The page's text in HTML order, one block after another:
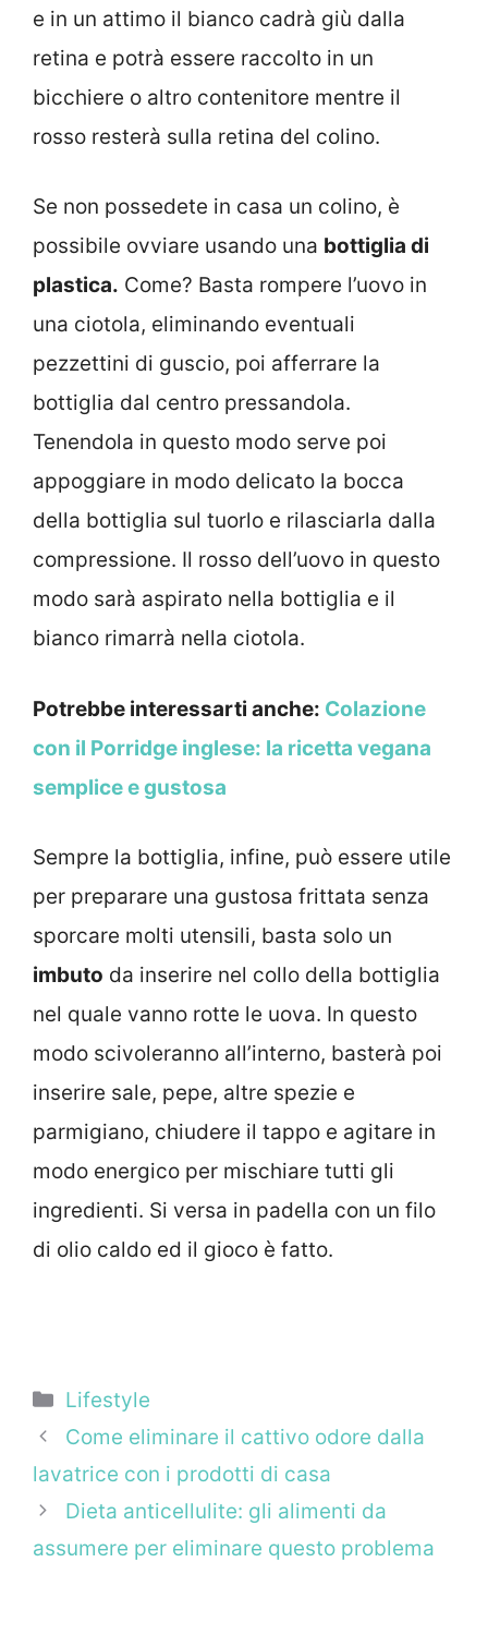
e in un attimo il bianco cadrà giù dalla
retina e potrà essere raccolto in un
bicchiere o altro contenitore mentre il
rosso resterà sulla retina del colino.
Se non possedete in casa un colino, è
possibile ovviare usando una bottiglia di
plastica. Come? Basta rompere l’uovo in
una ciotola, eliminando eventuali
pezzettini di guscio, poi afferrare la
bottiglia dal centro pressandola.
Tenendola in questo modo serve poi
appoggiare in modo delicato la bocca
della bottiglia sul tuorlo e rilasciarla dalla
compressione. Il rosso dell’uovo in questo
modo sarà aspirato nella bottiglia e il
bianco rimarrà nella ciotola.
Potrebbe interessarti anche: Colazione
con il Porridge inglese: la ricetta vegana
semplice e gustosa
Sempre la bottiglia, infine, può essere utile
per preparare una gustosa frittata senza
sporcare molti utensili, basta solo un
imbuto da inserire nel collo della bottiglia
nel quale vanno rotte le uova. In questo
modo scivoleranno all’interno, basterà poi
inserire sale, pepe, altre spezie e
parmigiano, chiudere il tappo e agitare in
modo energico per mischiare tutti gli
ingredienti. Si versa in padella con un filo
di olio caldo ed il gioco è fatto.
Categorie
Lifestyle
Come eliminare il cattivo odore dalla
lavatrice con i prodotti di casa
Dieta anticellulite: gli alimenti da
assumere per eliminare questo problema